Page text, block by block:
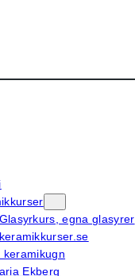
Glasyrkurs, egna glasyrer
keramikkurser.se
keramikugn
Ekberg